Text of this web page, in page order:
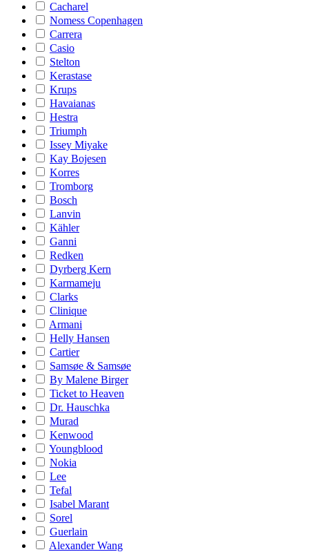
Cacharel
Nomess Copenhagen
Carrera
Casio
Stelton
Kerastase
Krups
Havaianas
Hestra
Triumph
Issey Miyake
Kay Bojesen
Korres
Tromborg
Bosch
Lanvin
Kähler
Ganni
Redken
Dyrberg Kern
Karmameju
Clarks
Clinique
Armani
Helly Hansen
Cartier
Samsøe & Samsøe
By Malene Birger
Ticket to Heaven
Dr. Hauschka
Murad
Kenwood
Youngblood
Nokia
Lee
Tefal
Isabel Marant
Sorel
Guerlain
Alexander Wang